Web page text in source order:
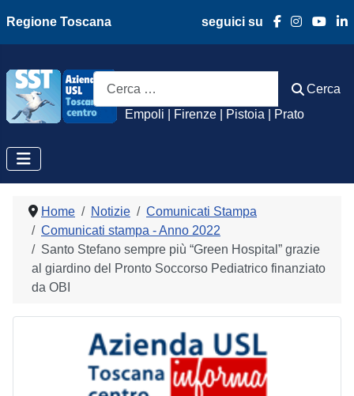
Regione Toscana seguici su
Azienda Usl
Empoli | Firenze | Pistoia | Prato
Cerca
Cerca
Home Notizie
Comunicati Stampa
Comunicati stampa - Anno 2022
Santo Stefano sempre più “Green Hospital” grazie
al giardino del Pronto Soccorso Pediatrico finanziato
da OBI